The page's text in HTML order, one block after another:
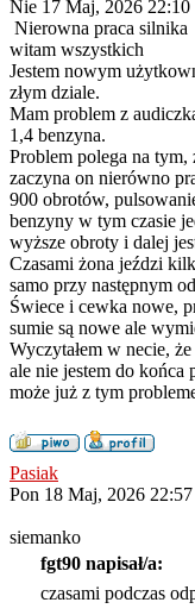
Nie 17 Maj, 2026 22:10
Nierowna praca silnika
witam wszystkich
Jestem nowym
złym dziale.
Mam problem z
1,4 benzyna.
Problem polega na tym,
zaczyna on nierówno
900 obrotów,
benzyny w tym czasie
wyższe obroty i dalej
Czasami żona jeździ
samo przy następnym
Świece i cewka nowe,
sumie są nowe ale
Wyczytałem w necie,
ale nie jestem do końca
może już z tym
Pasiak
Pon 18 Maj, 2026 22:57
siemanko
fgt90 napisał/a:
czasami podczas